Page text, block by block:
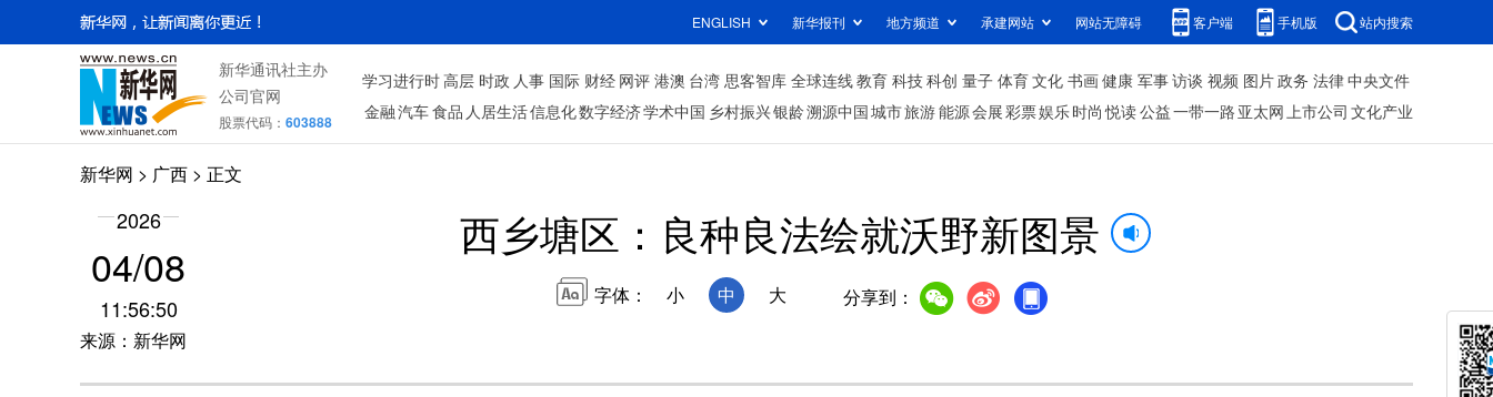
ENGLISH 新华报刊 地方频道 承建网站 网站无障碍 客户端 手机版 站内搜索
新华通讯社主办
公司官网
股票代码： 603888
学习进行时高层 时政 人事 国际 财经 网评 港澳 台湾 思客智库 全球连线教育 科技科创 量子 体育文化 书画健康 军事访谈 视频 图片政务 法律中央文件
金融汽车食品 人居生活信息化数字经济学术中国 乡村振兴银龄溯源中国城市旅游能源会展彩票娱乐时尚 悦读公益一带一路 亚太网上市公司 文化产业
新华网 > 广西 > 正文
2026
04/08
11:56:50
来源：新华网
西乡塘区：良种良法绘就沃野新图景
字体： 小 中 大 分享到：